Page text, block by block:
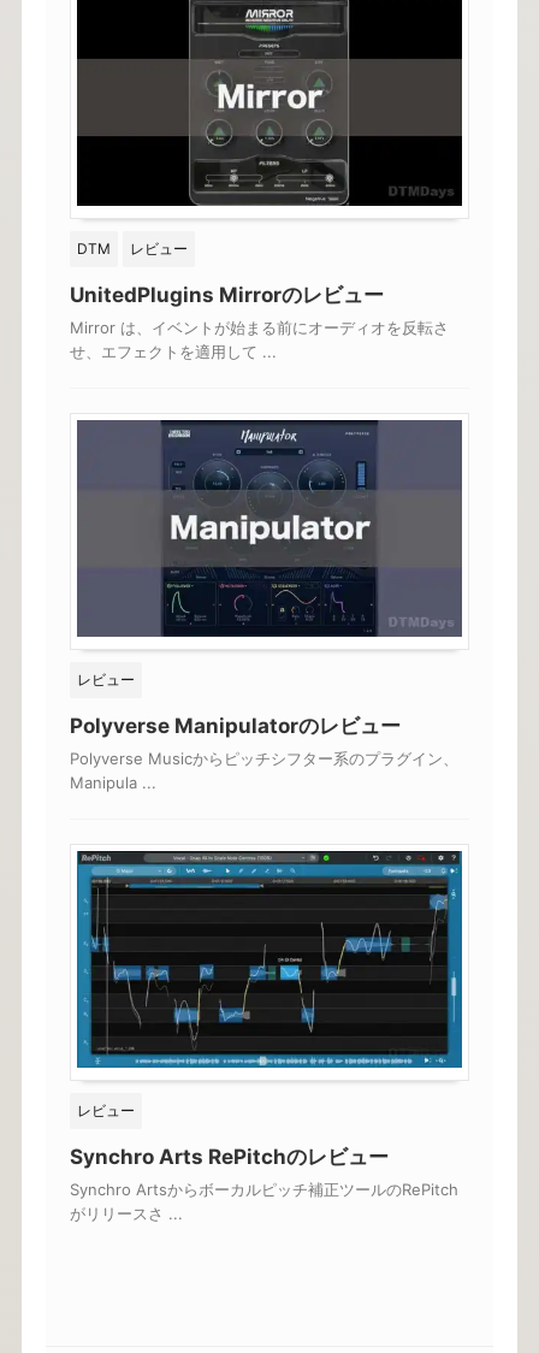
DTM レビュー
UnitedPlugins Mirrorのレビュー
Mirror は、イベントが始まる前にオーディオを反転さ
せ、エフェクトを適用して ...
レビュー
Polyverse Manipulatorのレビュー
Polyverse Musicからピッチシフター系のプラグイン、
Manipula ...
レビュー
Synchro Arts RePitchのレビュー
Synchro Artsからボーカルピッチ補正ツールのRePitch
がリリースさ ...